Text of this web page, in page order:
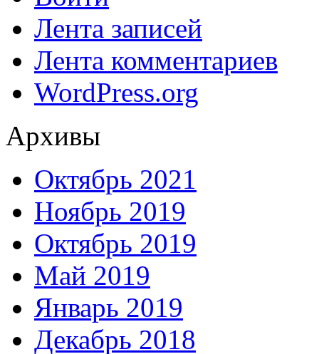
Лента записей
Лента комментариев
WordPress.org
Архивы
Октябрь 2021
Ноябрь 2019
Октябрь 2019
Май 2019
Январь 2019
Декабрь 2018